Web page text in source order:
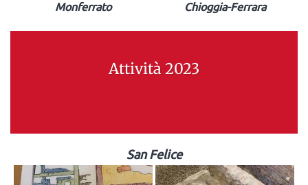
Monferrato Chioggia-Ferrara
Attività 2023
San Felice